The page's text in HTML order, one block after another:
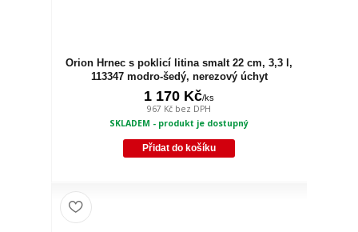
Orion Hrnec s poklicí litina smalt 22 cm, 3,3 l,
113347 modro-šedý, nerezový úchyt
1 170 Kč/ks
967 Kč bez DPH
SKLADEM - produkt je dostupný
Přidat do košíku